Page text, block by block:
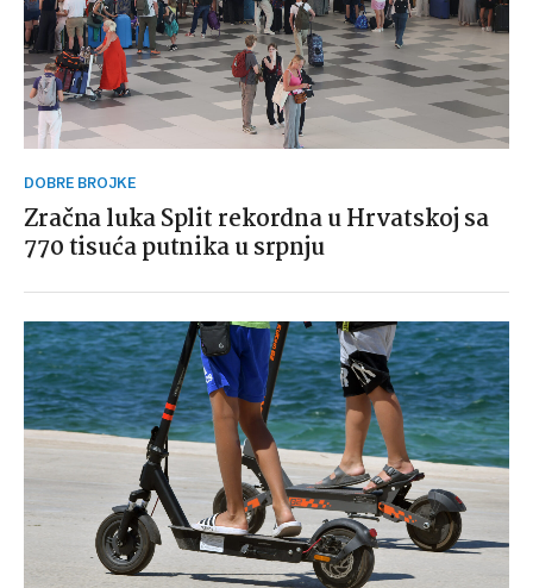
DOBRE BROJKE
Zračna luka Split rekordna u Hrvatskoj sa
770 tisuća putnika u srpnju